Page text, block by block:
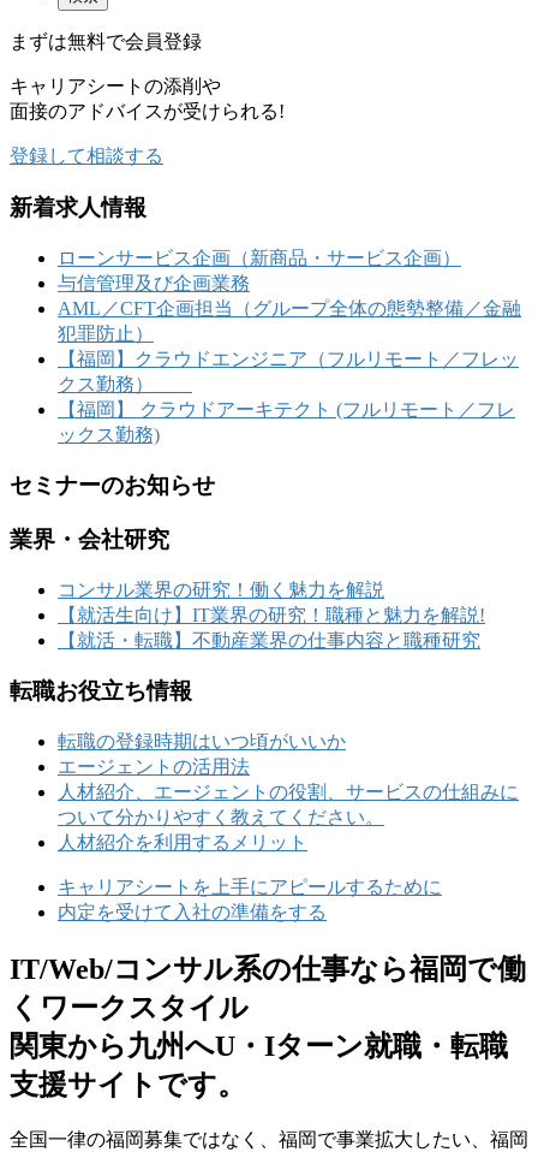
まずは無料で会員登録
キャリアシートの添削や
面接のアドバイスが受けられる!
登録して相談する
新着求人情報
ローンサービス企画（新商品・サービス企画）
与信管理及び企画業務
AML／CFT企画担当（グループ全体の態勢整備／金融
犯罪防止）
【福岡】クラウドエンジニア（フルリモート／フレッ
クス勤務）
【福岡】 クラウドアーキテクト (フルリモート／フレ
ックス勤務)
セミナーのお知らせ
業界・会社研究
コンサル業界の研究！働く魅力を解説
【就活生向け】IT業界の研究！職種と魅力を解説!
【就活・転職】不動産業界の仕事内容と職種研究
転職お役立ち情報
転職の登録時期はいつ頃がいいか
エージェントの活用法
人材紹介、エージェントの役割、サービスの仕組みに
ついて分かりやすく教えてください。
人材紹介を利用するメリット
キャリアシートを上手にアピールするために
内定を受けて入社の準備をする
IT/Web/コンサル系の仕事なら福岡で働
くワークスタイル
関東から九州へU・Iターン就職・転職
支援サイトです。
全国⼀律の福岡募集ではなく、福岡で事業拡⼤したい、福岡